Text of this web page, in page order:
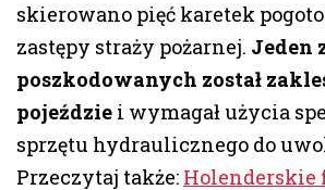
skierowano pięć karetek
zastępy straży pożarnej. Jeden
poszkodowanych został
pojeździe i wymagał użycia
sprzętu hydraulicznego do
Przeczytaj także: Holenderskie